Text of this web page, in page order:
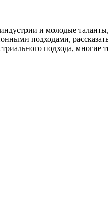
и молодые
подходами,
подхода,